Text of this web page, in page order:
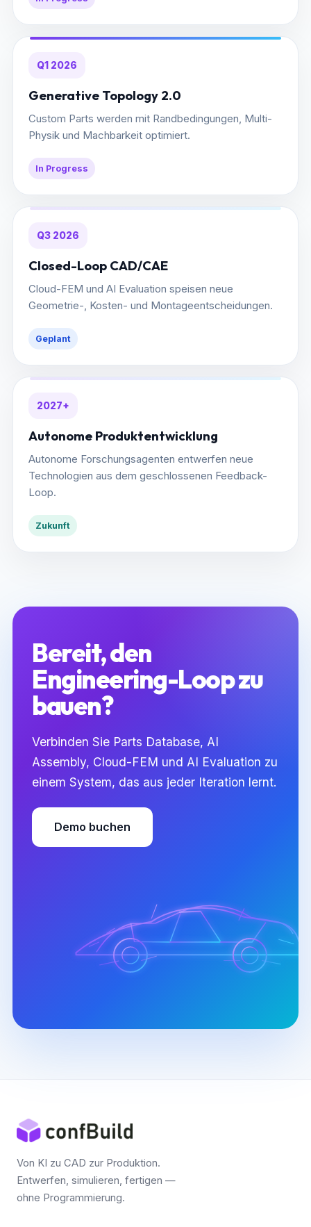
Q1 2026
Generative Topology 2.0
Custom Parts werden mit Randbedingungen, Multi-
Physik und Machbarkeit optimiert.
In Progress
Q3 2026
Closed-Loop CAD/CAE
Cloud-FEM und AI Evaluation speisen neue
Geometrie-, Kosten- und Montageentscheidungen.
Geplant
2027+
Autonome Produktentwicklung
Autonome Forschungsagenten entwerfen neue
Technologien aus dem geschlossenen Feedback-
Loop.
Zukunft
Bereit, den
Engineering-Loop zu
bauen?
Verbinden Sie Parts Database, AI
Assembly, Cloud-FEM und AI Evaluation zu
einem System, das aus jeder Iteration lernt.
Demo buchen
Von KI zu CAD zur Produktion.
Entwerfen, simulieren, fertigen —
ohne Programmierung.